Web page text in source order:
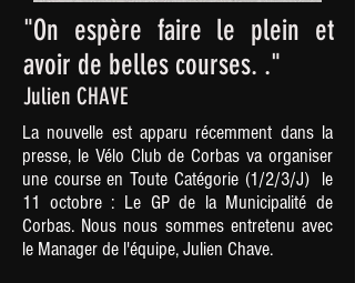
"On espère faire le plein et
avoir de belles courses. ."
Julien CHAVE
La nouvelle est apparu récemment dans la
presse, le Vélo Club de Corbas va organiser
une course en Toute Catégorie (1/2/3/J) le
11 octobre : Le GP de la Municipalité de
Corbas. Nous nous sommes entretenu avec
le Manager de l'équipe, Julien Chave.